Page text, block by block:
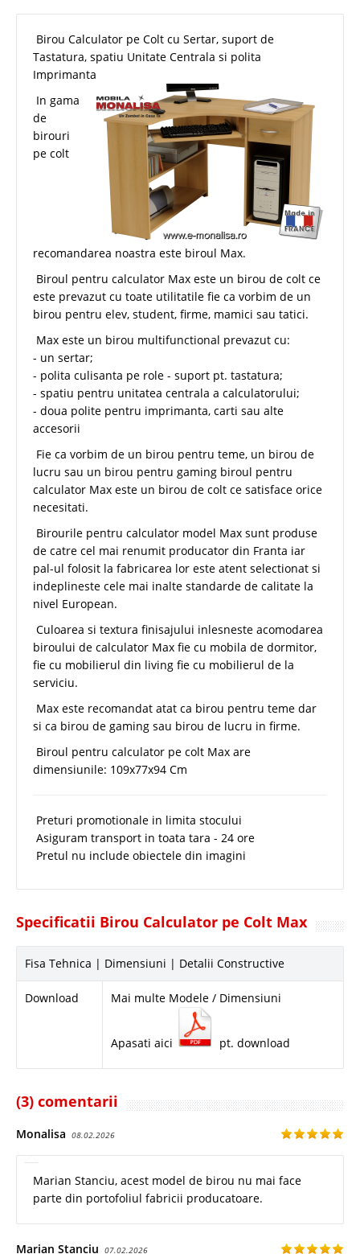
Birou Calculator pe Colt cu Sertar, suport de
Tastatura, spatiu Unitate Centrala si polita
Imprimanta
In gama
de
birouri
pe colt
recomandarea noastra este biroul Max.
Biroul pentru calculator Max este un birou de colt ce
este prevazut cu toate utilitatile fie ca vorbim de un
birou pentru elev, student, firme, mamici sau tatici.
Max este un birou multifunctional prevazut cu:
- un sertar;
- polita culisanta pe role - suport pt. tastatura;
- spatiu pentru unitatea centrala a calculatorului;
- doua polite pentru imprimanta, carti sau alte
accesorii
Fie ca vorbim de un birou pentru teme, un birou de
lucru sau un birou pentru gaming biroul pentru
calculator Max este un birou de colt ce satisface orice
necesitati.
Birourile pentru calculator model Max sunt produse
de catre cel mai renumit producator din Franta iar
pal-ul folosit la fabricarea lor este atent selectionat si
indeplineste cele mai inalte standarde de calitate la
nivel European.
Culoarea si textura finisajului inlesneste acomodarea
biroului de calculator Max fie cu mobila de dormitor,
fie cu mobilierul din living fie cu mobilierul de la
serviciu.
Max este recomandat atat ca birou pentru teme dar
si ca birou de gaming sau birou de lucru in firme.
Biroul pentru calculator pe colt Max are
dimensiunile: 109x77x94 Cm
Preturi promotionale in limita stocului
Asiguram transport in toata tara - 24 ore
Pretul nu include obiectele din imagini
Specificatii Birou Calculator pe Colt Max
Fisa Tehnica | Dimensiuni | Detalii Constructive
Download Mai multe Modele / Dimensiuni
Apasati aici pt. download
(3) comentarii
Monalisa 08.02.2026
Marian Stanciu, acest model de birou nu mai face
parte din portofoliul fabricii producatoare.
Marian Stanciu 07.02.2026